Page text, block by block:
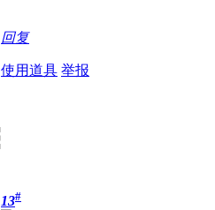
回复
使用道具 举报
13#